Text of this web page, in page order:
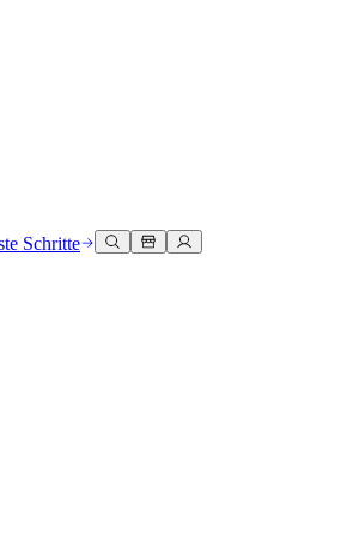
für jede Plattform
und iterieren
3D-Projekte in Echtzeit
trainieren
erstellen
überprüfen
kostenlos
mit Unity-Trainern
mit dem Lernen
erfolgreich zu sein
mit Expertenunterstützung
Team
Schritte